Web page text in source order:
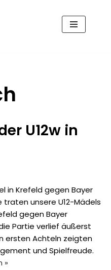
U12w in
in Krefeld gegen Bayer
unsere U12-Mädels
gegen Bayer
Partie verlief äußerst
ersten Achteln zeigten
und Spielfreude.
»